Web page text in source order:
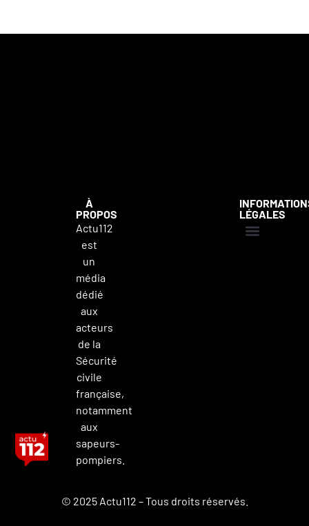
À
PROPOS
Actu112
est
un
média
dédié
aux
acteurs
de la
Sécurité
civile
française,
notamment
aux
sapeurs-
pompiers.
LÉGALES
© 2025 Actu112 – Tous droits réservés.